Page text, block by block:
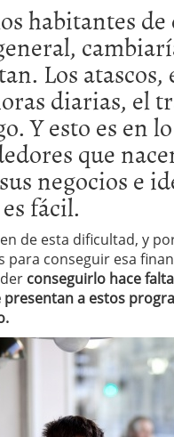
Costes vs Agilidad: ¿Por
12 de
Cómo
de noviembre de 2025
herencia también es una
21 de noviembre de 2025
un software punto de
habitantes
Los
diarias, el
Y esto es en
que
negocios e
fácil.
de esta dificultad, y
para conseguir esa
conseguirlo hace
a estos